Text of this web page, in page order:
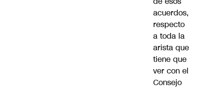
acuerdos,
respecto
a toda la
arista que
tiene que
ver con el
Consejo